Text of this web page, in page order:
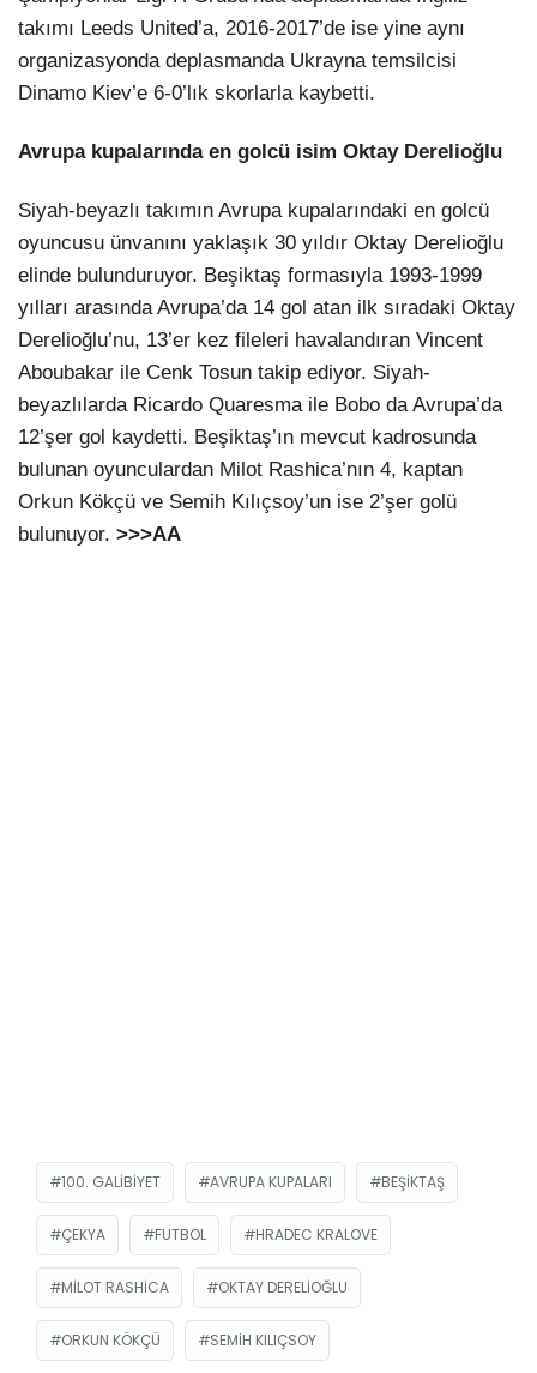
takımı Leeds United’a, 2016-2017’de ise yine aynı
organizasyonda deplasmanda Ukrayna temsilcisi
Dinamo Kiev’e 6-0’lık skorlarla kaybetti.
Avrupa kupalarında en golcü isim Oktay Derelioğlu
Siyah-beyazlı takımın Avrupa kupalarındaki en golcü
oyuncusu ünvanını yaklaşık 30 yıldır Oktay Derelioğlu
elinde bulunduruyor. Beşiktaş formasıyla 1993-1999
yılları arasında Avrupa’da 14 gol atan ilk sıradaki Oktay
Derelioğlu’nu, 13’er kez fileleri havalandıran Vincent
Aboubakar ile Cenk Tosun takip ediyor. Siyah-
beyazlılarda Ricardo Quaresma ile Bobo da Avrupa’da
12’şer gol kaydetti. Beşiktaş’ın mevcut kadrosunda
bulunan oyunculardan Milot Rashica’nın 4, kaptan
Orkun Kökçü ve Semih Kılıçsoy’un ise 2’şer golü
bulunuyor. >>>AA
100. GALIBIYET AVRUPA KUPALARI BEŞIKTAŞ
ÇEKYA FUTBOL HRADEC KRALOVE
MILOT RASHICA OKTAY DERELIOĞLU
ORKUN KÖKÇÜ SEMIH KILIÇSOY